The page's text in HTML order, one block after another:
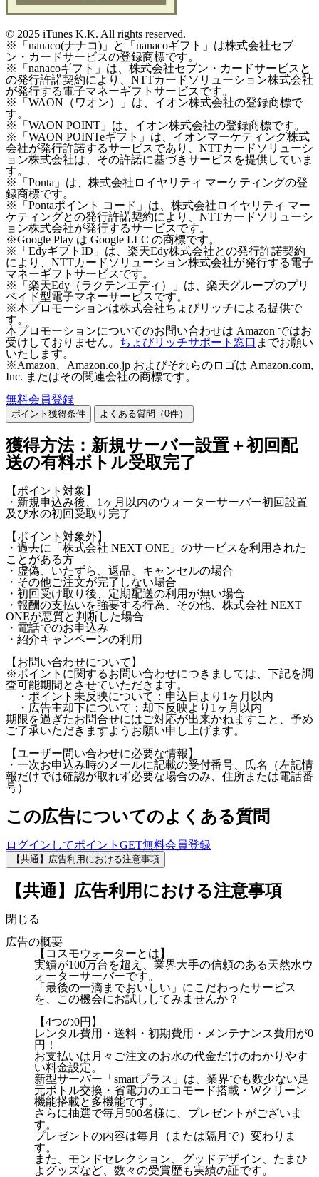
© 2025 iTunes K.K. All rights reserved.
※「nanaco(ナナコ)」と「nanacoギフト」は株式会社セブ
ン・カードサービスの登録商標です。
※「nanacoギフト」は、株式会社セブン・カードサービスと
の発行許諾契約により、NTTカードソリューション株式会社
が発行する電子マネーギフトサービスです。
※「WAON（ワオン）」は、イオン株式会社の登録商標で
す。
※「WAON POINT」は、イオン株式会社の登録商標です。
※「WAON POINTeギフト」は、イオンマーケティング株式
会社が発行許諾するサービスであり、NTTカードソリューシ
ョン株式会社は、その許諾に基づきサービスを提供していま
す。
※「Ponta」は、株式会社ロイヤリティ マーケティングの登
録商標です。
※「Pontaポイント コード」は、株式会社ロイヤリティ マー
ケティングとの発行許諾契約により、NTTカードソリューシ
ョン株式会社が発行するサービスです。
※Google Play は Google LLC の商標です。
※「EdyギフトID」は、楽天Edy株式会社との発行許諾契約
により、NTTカードソリューション株式会社が発行する電子
マネーギフトサービスです。
※「楽天Edy（ラクテンエディ）」は、楽天グループのプリ
ペイド型電子マネーサービスです。
※本プロモーションは株式会社ちょびリッチによる提供で
す。
本プロモーションについてのお問い合わせは Amazon ではお
受けしておりません。 ちょびリッチサポート窓口 までお願い
いたします。
※Amazon、Amazon.co.jp およびそれらのロゴは Amazon.com,
Inc. またはその関連会社の商標です。
無料会員登録
ポイント獲得条件 よくある質問（0件）
獲得方法：新規サーバー設置＋初回配
送の有料ボトル受取完了
【ポイント対象】
・新規申込み後、1ヶ月以内のウォーターサーバー初回設置
及び水の初回受取り完了
【ポイント対象外】
・過去に「株式会社 NEXT ONE」のサービスを利用された
ことがある方
・虚偽、いたずら、返品、キャンセルの場合
・その他ご注文が完了しない場合
・初回受け取り後、定期配送の利用が無い場合
・報酬の支払いを強要する行為、その他、株式会社 NEXT
ONEが悪質と判断した場合
・電話でのお申込み
・紹介キャンペーンの利用
【お問い合わせについて】
※ポイントに関するお問い合わせにつきましては、下記を調
査可能期間とさせていただきます。
・ポイント未反映について：申込日より1ヶ月以内
・広告主却下について：却下反映より1ヶ月以内
期限を過ぎたお問合せにはご対応が出来かねますこと、予め
ご了承いただきますようお願い申し上げます。
【ユーザー問い合わせに必要な情報】
・一次お申込み時のメールに記載の受付番号、氏名（左記情
報だけでは確認が取れず必要な場合のみ、住所または電話番
号）
この広告についてのよくある質問
ログインしてポイントGET無料会員登録
【共通】広告利用における注意事項
【共通】広告利用における注意事項
閉じる
広告の概要
【コスモウォーターとは】
実績が100万台を超え、業界大手の信頼のある天然水ウ
ォーターサーバーです。
「最後の一滴までおいしい」にこだわったサービス
を、この機会にお試ししてみませんか？
【4つの0円】
レンタル費用・送料・初期費用・メンテナンス費用が0
円！
お支払いは月々ご注文のお水の代金だけのわかりやす
い料金設定。
新型サーバー「smartプラス」は、業界でも数少ない足
元ボトル交換・省電力のエコモード搭載・Wクリーン
機能搭載と多機能です。
さらに抽選で毎月500名様に、プレゼントがございま
す。
プレゼントの内容は毎月（または隔月で）変わりま
す。
また、モンドセレクション、グッドデザイン、たまひ
よグッズなど、数々の受賞歴も実績の証です。